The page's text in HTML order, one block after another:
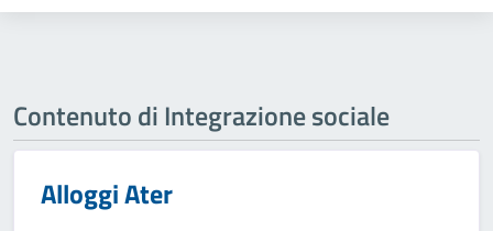
Contenuto di Integrazione sociale
Alloggi Ater